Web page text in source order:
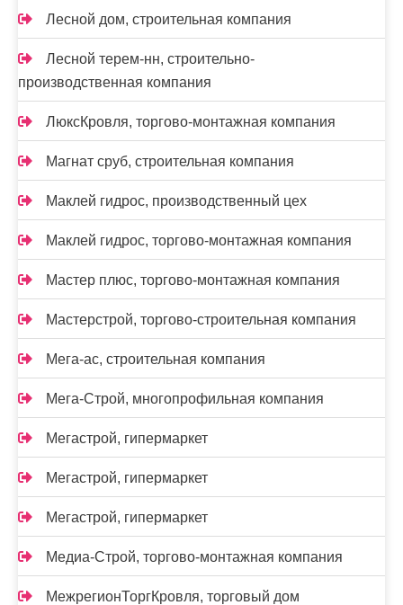
Лесной дом, строительная компания
Лесной терем-нн, строительно-
производственная компания
ЛюксКровля, торгово-монтажная компания
Магнат сруб, строительная компания
Маклей гидрос, производственный цех
Маклей гидрос, торгово-монтажная компания
Мастер плюс, торгово-монтажная компания
Мастерстрой, торгово-строительная компания
Мега-ас, строительная компания
Мега-Строй, многопрофильная компания
Мегастрой, гипермаркет
Мегастрой, гипермаркет
Мегастрой, гипермаркет
Медиа-Строй, торгово-монтажная компания
МежрегионТоргКровля, торговый дом